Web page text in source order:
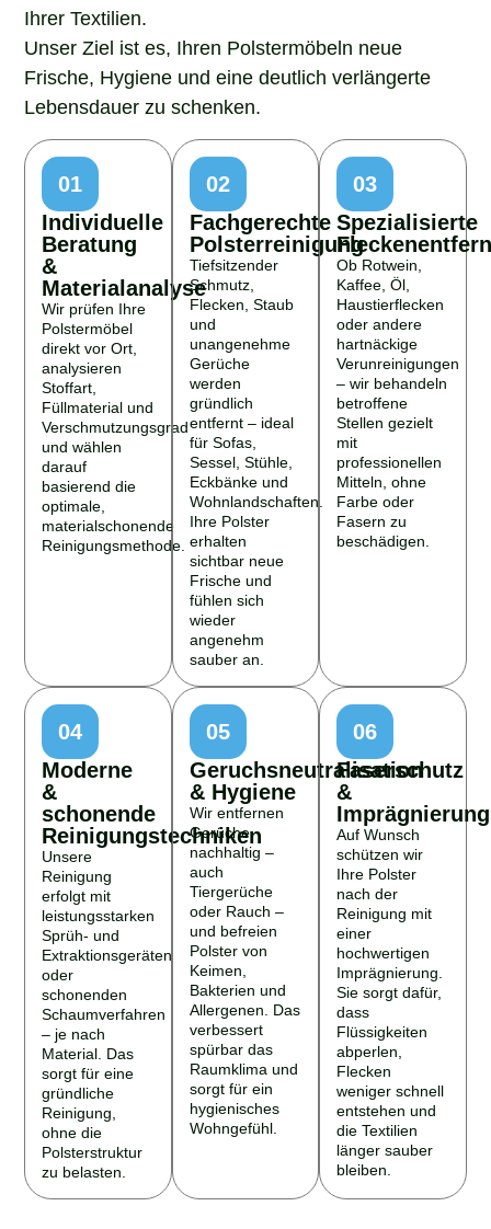
Ihrer Textilien.
Unser Ziel ist es, Ihren Polstermöbeln neue
Frische, Hygiene und eine deutlich verlängerte
Lebensdauer zu schenken.
01
Individuelle
Beratung
&
Materialanalyse
Wir prüfen Ihre
Polstermöbel
direkt vor Ort,
analysieren
Stoffart,
Füllmaterial und
Verschmutzungsgrad
und wählen
darauf
basierend die
optimale,
materialschonende
Reinigungsmethode.
02
Fachgerechte
Polsterreinigung
Tiefsitzender
Schmutz,
Flecken, Staub
und
unangenehme
Gerüche
werden
gründlich
entfernt – ideal
für Sofas,
Sessel, Stühle,
Eckbänke und
Wohnlandschaften.
Ihre Polster
erhalten
sichtbar neue
Frische und
fühlen sich
wieder
angenehm
sauber an.
03
Spezialisierte
Ob Rotwein,
Kaffee, Öl,
Haustierflecken
oder andere
hartnäckige
Verunreinigungen
– wir behandeln
betroffene
Stellen gezielt
mit
professionellen
Mitteln, ohne
Farbe oder
Fasern zu
beschädigen.
04
Moderne
&
schonende
Reinigungstechniken
Unsere
Reinigung
erfolgt mit
leistungsstarken
Sprüh- und
Extraktionsgeräten
oder
schonenden
Schaumverfahren
– je nach
Material. Das
sorgt für eine
gründliche
Reinigung,
ohne die
Polsterstruktur
zu belasten.
05
Geruchsneutralisation
& Hygiene
Wir entfernen
Gerüche
nachhaltig –
auch
Tiergerüche
oder Rauch –
und befreien
Polster von
Keimen,
Bakterien und
Allergenen. Das
verbessert
spürbar das
Raumklima und
sorgt für ein
hygienisches
Wohngefühl.
06
Faserschutz
&
Imprägnierung
Auf Wunsch
schützen wir
Ihre Polster
nach der
Reinigung mit
einer
hochwertigen
Imprägnierung.
Sie sorgt dafür,
dass
Flüssigkeiten
abperlen,
Flecken
weniger schnell
entstehen und
die Textilien
länger sauber
bleiben.